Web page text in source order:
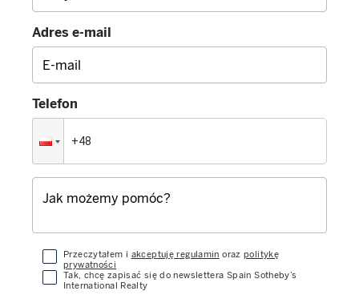
Adres e-mail
Telefon
Przeczytałem i akceptuję regulamin oraz politykę
prywatności
Tak, chcę zapisać się do newslettera Spain Sotheby’s
International Realty